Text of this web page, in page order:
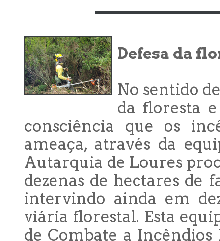
Defesa da
No sentido
da floresta
consciência que os
ameaça, através da
Autarquia de Loures
dezenas de hectares de
intervindo ainda em
viária florestal. Esta
de Combate a Incêndios